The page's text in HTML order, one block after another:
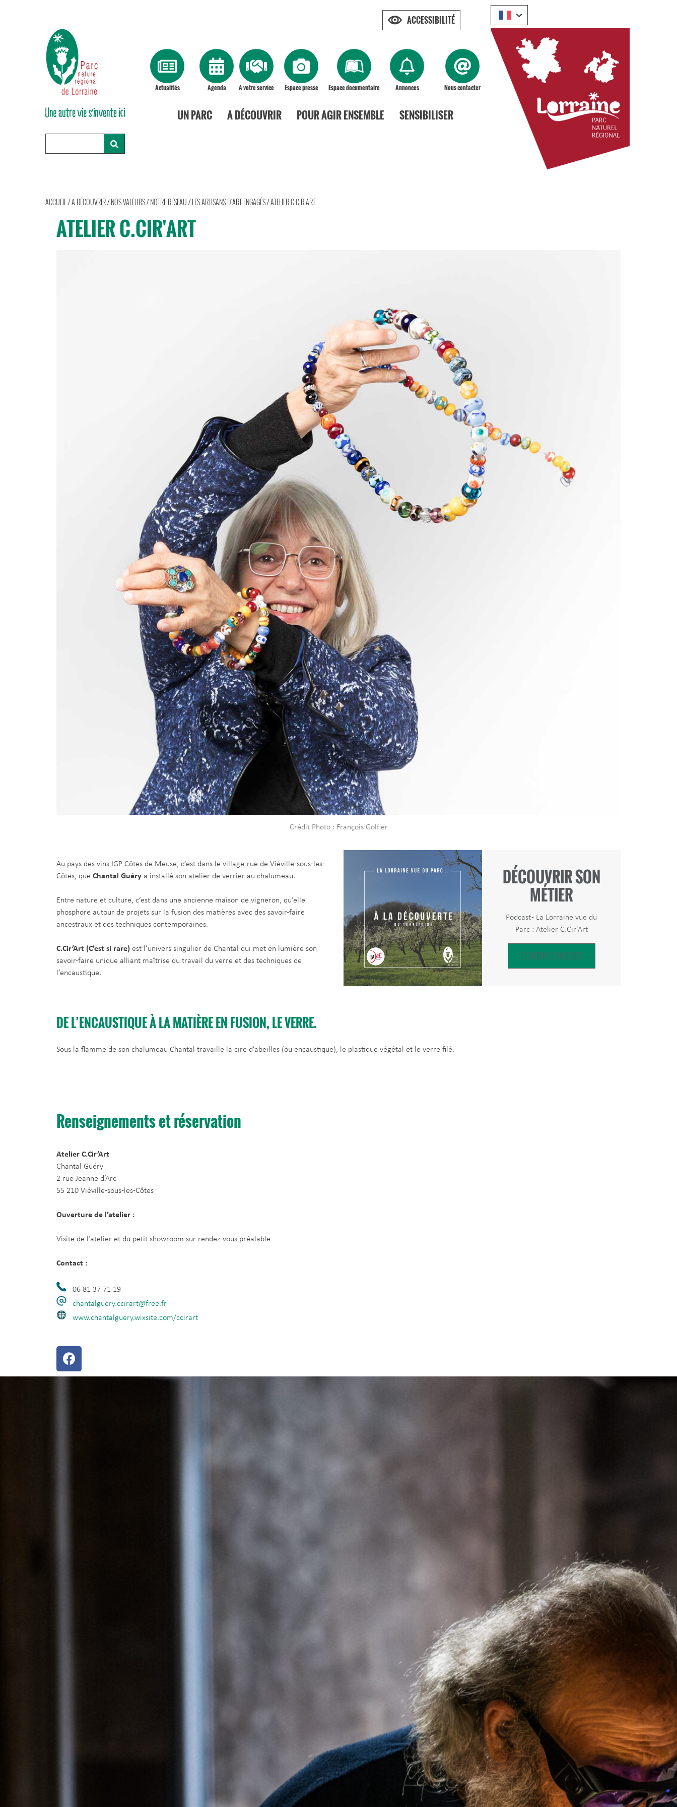
Actualités Agenda A votre service Espace presse Espace documentaire Annonces Nous contacter
UN PARC A DÉCOUVRIR POUR AGIR ENSEMBLE SENSIBILISER
ACCUEIL /A DÉCOUVRIR/NOS VALEURS/NOTRE RÉSEAU/LES ARTISANS D’ART ENGAGÉS/ATELIER C.CIR’ART
ATELIER C.CIR'ART
Crédit Photo : François Golfier
Au pays des vins IGP Côtes de Meuse, c’est dans le village-rue de Viéville-sous-les-
Côtes, que Chantal Guéry a installé son atelier de verrier au chalumeau.
Entre nature et culture, c’est dans une ancienne maison de vigneron, qu’elle
phosphore autour de projets sur la fusion des matières avec des savoir-faire
ancestraux et des techniques contemporaines.
C.Cir’Art (C’est si rare) est l’univers singulier de Chantal qui met en lumière son
savoir-faire unique alliant maîtrise du travail du verre et des techniques de
l’encaustique.
DÉCOUVRIR SON
MÉTIER
Podcast - La Lorraine vue du
Parc : Atelier C.Cir'Art
ÉCOUTER LE PODCAST
DE L’ENCAUSTIQUE À LA MATIÈRE EN FUSION, LE VERRE.
Sous la flamme de son chalumeau Chantal travaille la cire d’abeilles (ou encaustique), le plastique végétal et le verre filé.
Renseignements et réservation
Atelier C.Cir’Art
Chantal Guéry
2 rue Jeanne d’Arc
55 210 Viéville-sous-les-Côtes
Ouverture de l’atelier :
Visite de l’atelier et du petit showroom sur rendez-vous préalable
Contact :
06 81 37 71 19
chantalguery.ccirart@free.fr
www.chantalguery.wixsite.com/ccirart
ACCESSIBILITÉ